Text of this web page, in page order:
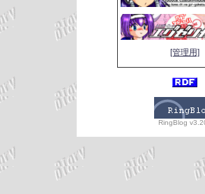
[管理用]
RingBlog